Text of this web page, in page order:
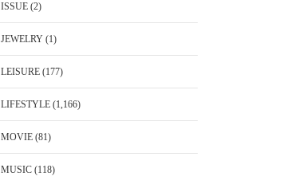
ISSUE(2)
JEWELRY(1)
LEISURE(177)
LIFESTYLE(1,166)
MOVIE(81)
MUSIC(118)